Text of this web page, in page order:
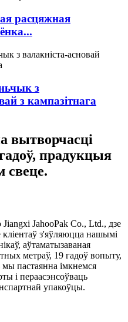
расцяжная
з
з кампазітнага
вытворчасці
прадукцыя
свеце.
JahooPak Co., Ltd., дзе
кліентаў з'яўляюцца нашымі
аўтаматызаваная
метраў, 19 гадоў вопыту,
пастаянна імкнемся
і пераасэнсоўваць
упакоўцы.